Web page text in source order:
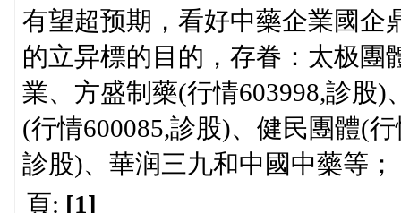
有望超预期，看好中藥企業國企
的立异標的目的，存眷：太极團
業、方盛制藥(行情603998,診股
(行情600085,診股)、健民團體(
診股)、華润三九和中國中藥等；
頁: [1]